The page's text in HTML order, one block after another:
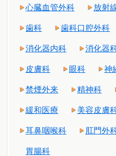
心臓血管外科 放射
歯科 歯科口腔外科
消化器内科 消化器
皮膚科 眼科 神
禁煙外来 精神科
緩和医療 美容皮膚
耳鼻咽喉科 肛門外
胃腸科